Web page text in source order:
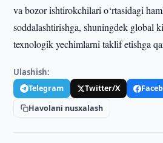
va bozor ishtirokchilari o‘rtasidagi
soddalashtirishga, shuningdek global
texnologik yechimlarni taklif etishga
Ulashish:
Telegram Twitter/X
Havolani nusxalash